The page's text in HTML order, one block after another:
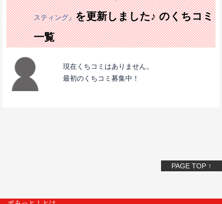
スティング』を更新しました♪ のくちコミ
一覧
現在くちコミはありません。
最初のくちコミ募集中！
PAGE TOP ↑